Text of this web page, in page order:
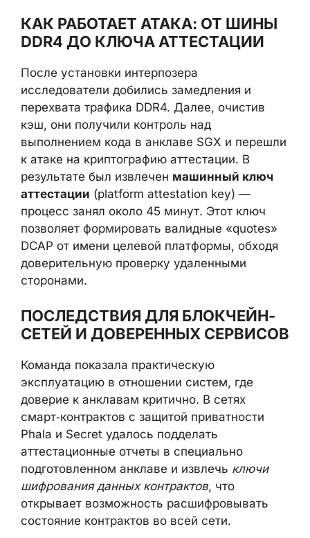
КАК РАБОТАЕТ АТАКА: ОТ ШИНЫ
DDR4 ДО КЛЮЧА АТТЕСТАЦИИ
После установки интерпозера
исследователи добились замедления и
перехвата трафика DDR4. Далее, очистив
кэш, они получили контроль над
выполнением кода в анклаве SGX и перешли
к атаке на криптографию аттестации. В
результате был извлечен машинный ключ
аттестации (platform attestation key) —
процесс занял около 45 минут. Этот ключ
позволяет формировать валидные «quotes»
DCAP от имени целевой платформы, обходя
доверительную проверку удаленными
сторонами.
ПОСЛЕДСТВИЯ ДЛЯ БЛОКЧЕЙН-
СЕТЕЙ И ДОВЕРЕННЫХ СЕРВИСОВ
Команда показала практическую
эксплуатацию в отношении систем, где
доверие к анклавам критично. В сетях
смарт‑контрактов с защитой приватности
Phala и Secret удалось подделать
аттестационные отчеты в специально
подготовленном анклаве и извлечь ключи
шифрования данных контрактов, что
открывает возможность расшифровывать
состояние контрактов во всей сети.